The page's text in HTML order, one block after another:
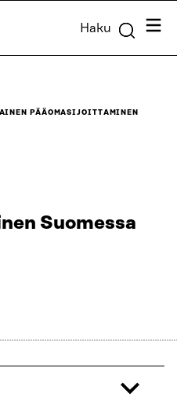
Haku
PÄÄOMASIJOITTAMINEN
Suomessa